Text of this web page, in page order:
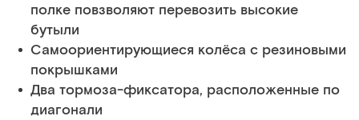
полке повзволяют перевозить высокие
бутыли
Самоориентирующиеся колёса с резиновыми
покрышками
Два тормоза-фиксатора, расположенные по
диагонали